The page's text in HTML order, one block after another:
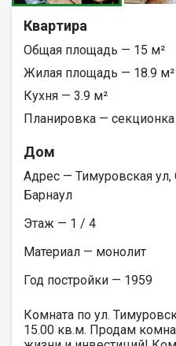
Квартира
Общая площадь — 15 м²
Жилая площадь — 18.9 м²
Кухня — 3.9 м²
Планировка — секционка
Дом
Адрес — Тимуровская ул,
Барнаул
Этаж — 1 / 4
Материал — монолит
Год постройки — 1959
Комната по ул.
15.00 кв.м. Продам